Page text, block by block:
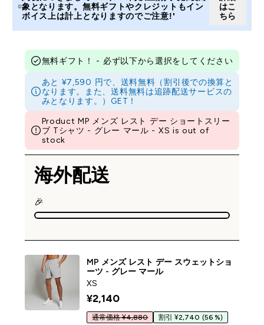
象となります。無料ギフトやクレジットもイン
ボイス上は計上となりますのでご注意!'
はこ
ちら
無料ギフト！ - 必ず以下から選択をしてください
あと ¥7,590 円で、送料無料（割引後での換算と
なります。また、送料無料は追跡配送サービスの
みとなります。）GET！
Product MP メンズ レスト デー ショートスリー
ブ Tシャツ - グレー マール - XS is out of
stock
海外配送
🎉
MP メンズ レスト デー スウェットショ
ーツ - グレー マール
XS
¥2,140‎
通常価格 ¥4,880 割引 ¥2,740 (56 %)